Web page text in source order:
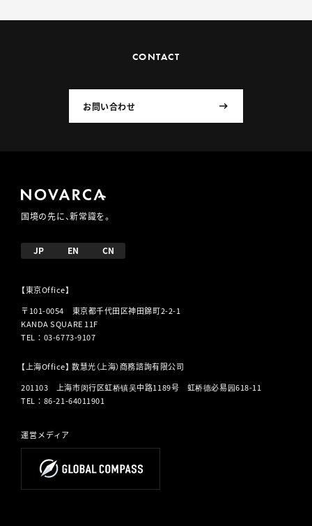
CONTACT
お問い合わせ
国境の先に、新常識を。
JP EN CN
【東京Office】
〒101-0054 東京都千代田区神田錦町2-2-1
KANDA SQUARE 11F
TEL ： 03-6773-9107
【上海Office】 数慧光（上海）商務諮詢有限公司
201103 上海市闵行区虹桥镇吴中路1189号 虹桥德必易园618-11
TEL ： 86-21-64011901
運営メディア